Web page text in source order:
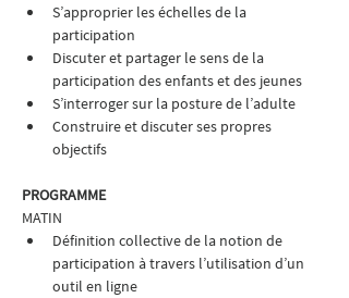
S’approprier les échelles de la
participation
Discuter et partager le sens de la
participation des enfants et des jeunes
S’interroger sur la posture de l’adulte
Construire et discuter ses propres
objectifs
PROGRAMME
MATIN
Définition collective de la notion de
participation à travers l’utilisation d’un
outil en ligne